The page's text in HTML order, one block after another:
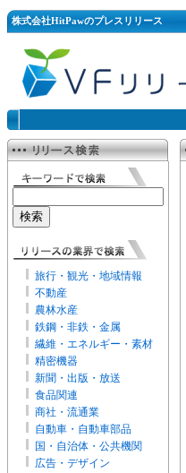
株式会社HitPawのプレスリリース
旅行・観光・地域情報
不動産
農林水産
鉄鋼・非鉄・金属
繊維・エネルギー・素材
精密機器
新聞・出版・放送
食品関連
商社・流通業
自動車・自動車部品
国・自治体・公共機関
広告・デザイン